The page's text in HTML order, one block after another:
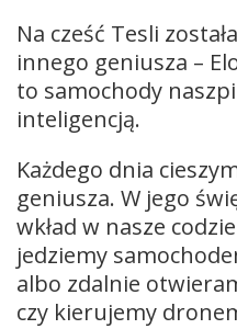
Na cześć Tesli
innego geniusza –
to samochody
inteligencją.
Każdego dnia
geniusza. W jego
wkład w nasze
jedziemy
albo zdalnie
czy kierujemy